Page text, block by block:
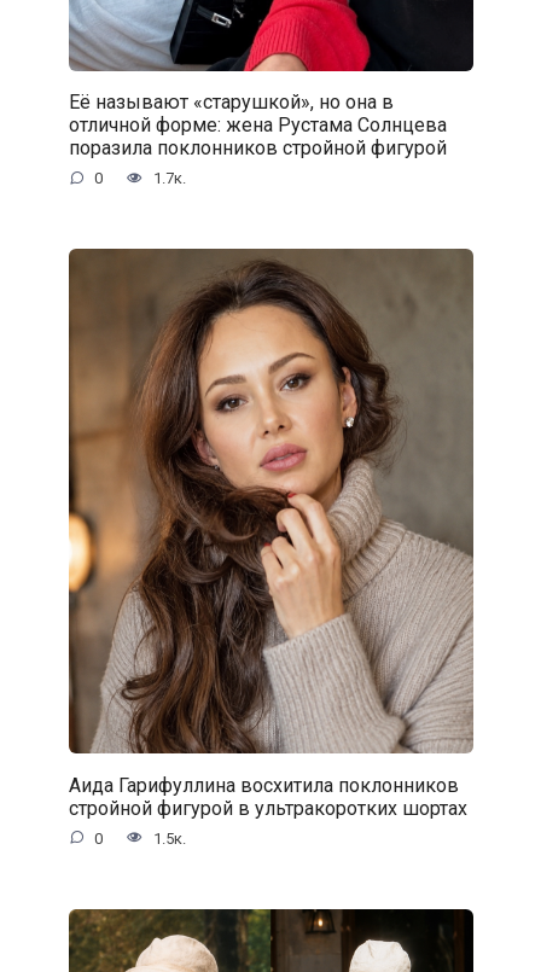
Её называют «старушкой», но она в
отличной форме: жена Рустама Солнцева
поразила поклонников стройной фигурой
0 1.7к.
Аида Гарифуллина восхитила поклонников
стройной фигурой в ультракоротких шортах
0 1.5к.